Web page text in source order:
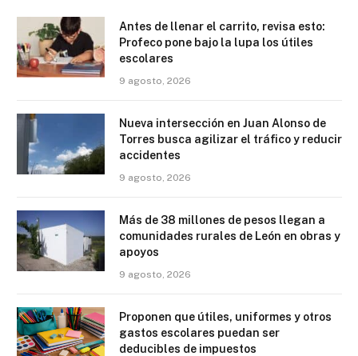
Antes de llenar el carrito, revisa esto:
Profeco pone bajo la lupa los útiles
escolares
9 agosto, 2026
Nueva intersección en Juan Alonso de
Torres busca agilizar el tráfico y reducir
accidentes
9 agosto, 2026
Más de 38 millones de pesos llegan a
comunidades rurales de León en obras y
apoyos
9 agosto, 2026
Proponen que útiles, uniformes y otros
gastos escolares puedan ser
deducibles de impuestos